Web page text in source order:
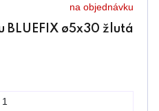
na objednávku
BLUEFIX ø5x30 žlutá